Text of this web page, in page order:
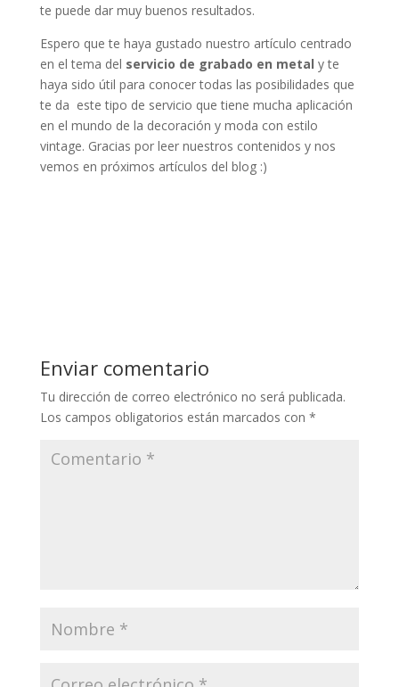
te puede dar muy buenos resultados.
Espero que te haya gustado nuestro artículo centrado
en el tema del servicio de grabado en metal y te
haya sido útil para conocer todas las posibilidades que
te da este tipo de servicio que tiene mucha aplicación
en el mundo de la decoración y moda con estilo
vintage. Gracias por leer nuestros contenidos y nos
vemos en próximos artículos del blog :)
Enviar comentario
Tu dirección de correo electrónico no será publicada.
Los campos obligatorios están marcados con *